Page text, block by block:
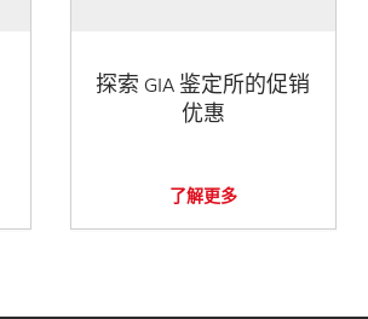
探索 GIA 鉴定所的促销
优惠
了解更多